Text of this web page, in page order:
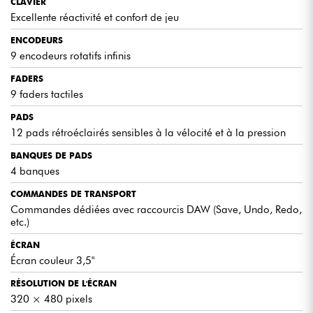
garantit une excellente durabilité pour une utilisation intensive.
Livré avec Analog Lab Pro, plusieurs instruments Arturia,
Ableton Live Lite, Komplete 15 Select et différents contenus
créatifs, il vous permet de produire immédiatement avec une
solution particulièrement complète.
CE QU'ON AIME / À SAVOIR
Édition limitée Ultra Orange avec une finition exclusive et
particulièrement soignée.
davantage de confort pour les pianistes et compositeurs.
Intégration avancée avec les principaux logiciels de MAO
et l'ensemble de l'écosystème Arturia.
les instruments virtuels, le mixage et les effets.
Suite logicielle complète permettant de produire dès la
première utilisation sans achat supplémentaire.
Excellente réactivité et confort de jeu
ENCODEURS
9 encodeurs rotatifs infinis
FADERS
9 faders tactiles
PADS
12 pads rétroéclairés sensibles à la vélocité et à la pression
BANQUES DE PADS
4 banques
COMMANDES DE TRANSPORT
Commandes dédiées avec raccourcis DAW (Save, Undo, Redo,
etc.)
ÉCRAN
Écran couleur 3,5"
RÉSOLUTION DE L'ÉCRAN
320 × 480 pixels